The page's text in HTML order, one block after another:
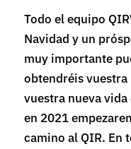
Todo el equipo
Navidad y un
muy importante
obtendréis vuestra
vuestra nueva
en 2021
camino al QIR. En